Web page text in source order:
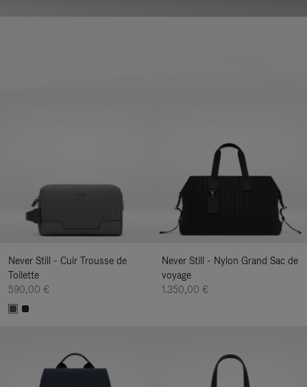
Never Still - Cuir Trousse de
Toilette
590,00 €
Never Still - Nylon Grand Sac de
voyage
1.350,00 €